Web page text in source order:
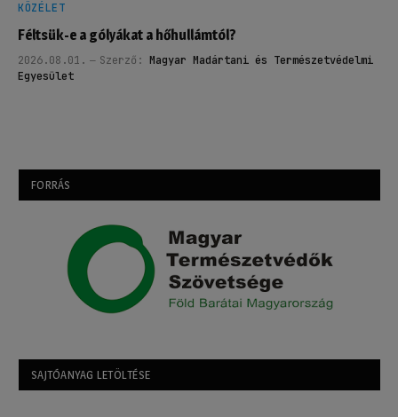
KÖZÉLET
Féltsük-e a gólyákat a hőhullámtól?
2026.08.01. Szerző: Magyar Madártani és Természetvédelmi
Egyesület
FORRÁS
SAJTÓANYAG LETÖLTÉSE